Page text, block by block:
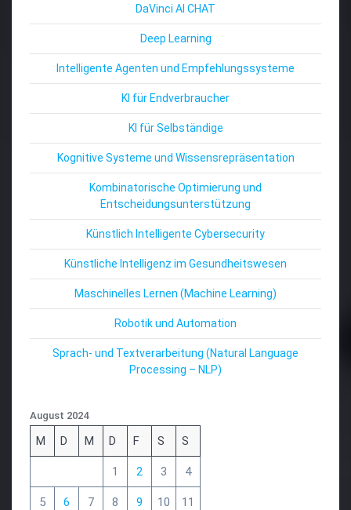
DaVinci AI CHAT
Deep Learning
Intelligente Agenten und Empfehlungssysteme
KI für Endverbraucher
KI für Selbständige
Kognitive Systeme und Wissensrepräsentation
Kombinatorische Optimierung und
Entscheidungsunterstützung
Künstlich Intelligente Cybersecurity
Künstliche Intelligenz im Gesundheitswesen
Maschinelles Lernen (Machine Learning)
Robotik und Automation
Sprach- und Textverarbeitung (Natural Language
Processing – NLP)
August 2024
M D M D F S S
1 2 3 4
5 6 7 8 9 10 11